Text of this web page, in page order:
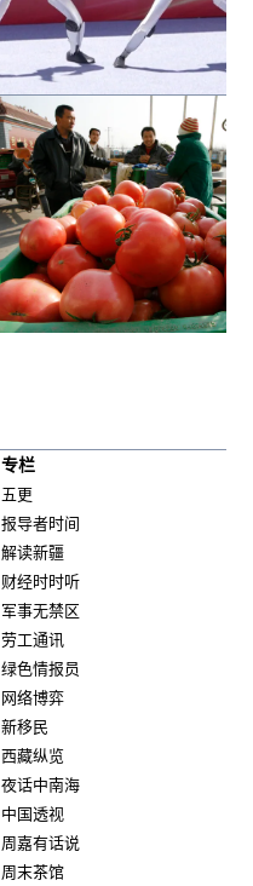
专栏
五更
报导者时间
解读新疆
财经时时听
军事无禁区
劳工通讯
绿色情报员
网络博弈
新移民
西藏纵览
夜话中南海
中国透视
周嘉有话说
周末茶馆